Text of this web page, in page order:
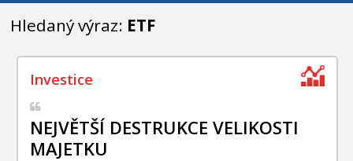
TOP ETF
Hledaný výraz: ETF
NEJVĚTŠÍ DESTRUKCE VELIKOSTI
MAJETKU